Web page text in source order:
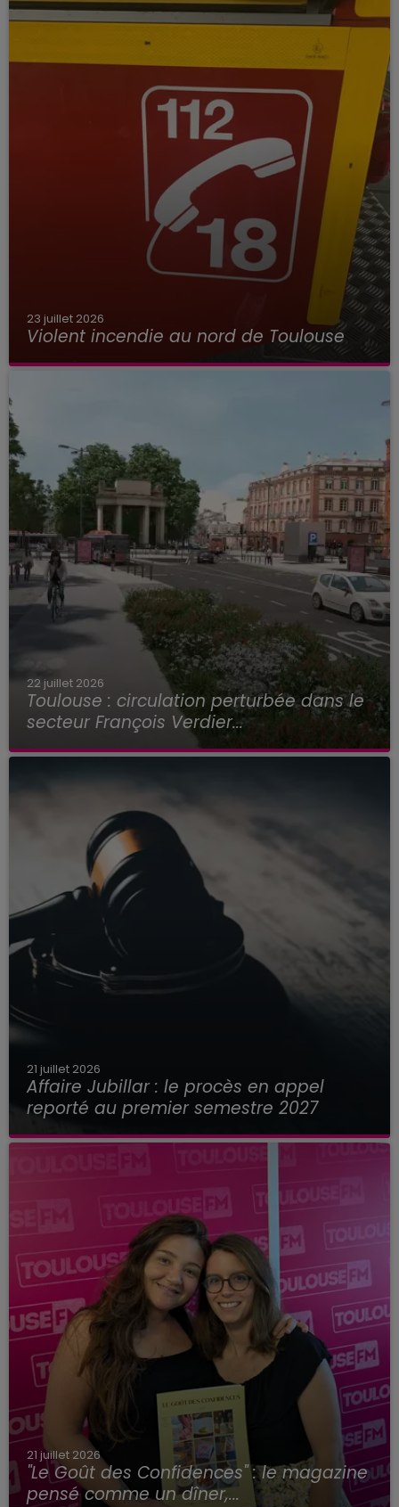
23 juillet 2026
Violent incendie au nord de Toulouse
22 juillet 2026
Toulouse : circulation perturbée dans le
secteur François Verdier...
21 juillet 2026
Affaire Jubillar : le procès en appel
reporté au premier semestre 2027
21 juillet 2026
"Le Goût des Confidences" : le magazine
pensé comme un dîner,...